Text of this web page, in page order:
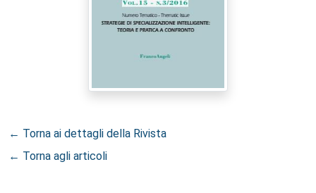
← Torna ai dettagli della Rivista
← Torna agli articoli